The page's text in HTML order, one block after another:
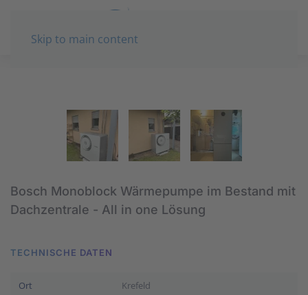
Skip to main content
Bosch Monoblock Wärmepumpe im Bestand mit
Dachzentrale - All in one Lösung
TECHNISCHE DATEN
Ort Krefeld